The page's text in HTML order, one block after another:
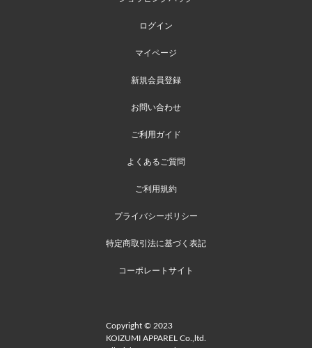
ログイン
マイページ
新規会員登録
お問い合わせ
ご利用ガイド
よくあるご質問
ご利用規約
プライバシーポリシー
特定商取引法に基づく表記
コーポレートサイト
Copyright © 2023
KOIZUMI APPAREL Co.,ltd.